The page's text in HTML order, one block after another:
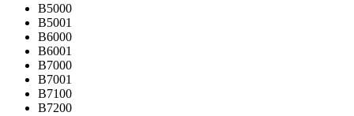
B5000
B5001
B6000
B6001
B7000
B7001
B7100
B7200